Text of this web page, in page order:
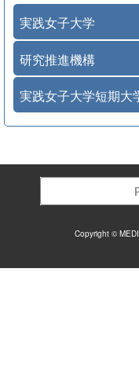
実践女子大学
研究推進機構
実践女子大学短期大
Copyright ©